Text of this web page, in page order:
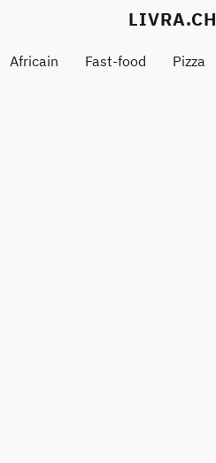
LIVRA.CH
Africain Fast-food Pizza